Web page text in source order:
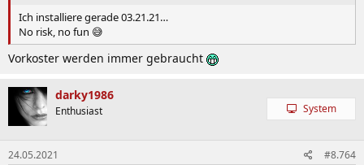
Ich installiere gerade 03.21.21…
No risk, no fun 😅
Vorkoster werden immer gebraucht
darky1986
Enthusiast System
24.05.2021 #8.764